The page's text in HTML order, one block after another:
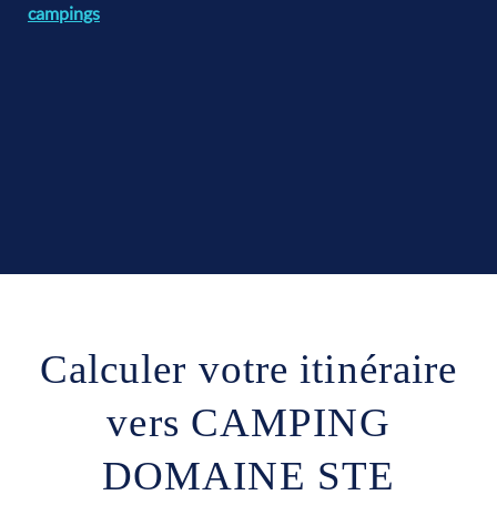
campings
Calculer votre itinéraire
vers CAMPING
DOMAINE STE